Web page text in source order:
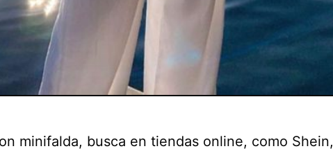
minifalda, busca en tiendas online, como Shein,